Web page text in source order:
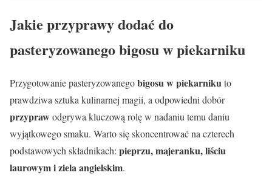
Jakie przyprawy dodać do
pasteryzowanego bigosu w piekarniku
Przygotowanie pasteryzowanegobigosu w piekarniku to
prawdziwa sztuka kulinarnej magii, a odpowiedni dobór
przyprawodgrywa kluczową rolę w nadaniu temu daniu
wyjątkowego smaku. Warto się skoncentrować na czterech
podstawowych składnikach: pieprzu, majeranku, liściu
laurowym i ziela angielskim.